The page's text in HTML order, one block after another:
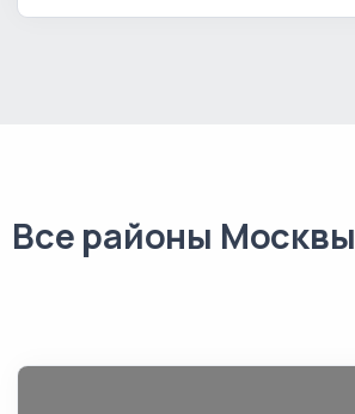
Все районы Москвы